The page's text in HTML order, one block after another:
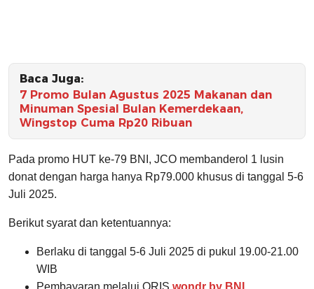
Baca Juga:
7 Promo Bulan Agustus 2025 Makanan dan
Minuman Spesial Bulan Kemerdekaan,
Wingstop Cuma Rp20 Ribuan
Pada promo HUT ke-79 BNI, JCO membanderol 1 lusin
donat dengan harga hanya Rp79.000 khusus di tanggal 5-6
Juli 2025.
Berikut syarat dan ketentuannya:
Berlaku di tanggal 5-6 Juli 2025 di pukul 19.00-21.00
WIB
Pembayaran melalui QRIS wondr by BNI